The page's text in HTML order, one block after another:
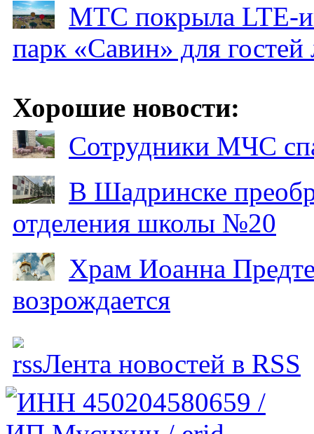
МТС покрыла LTE-
парк «Савин» для гостей
Хорошие новости:
Сотрудники МЧС
В Шадринске
отделения школы №20
Храм Иоанна
возрождается
Лента новостей в RSS